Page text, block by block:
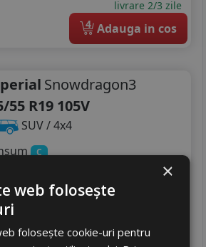
livrare 2/3 zile
4 Adauga in cos
Snowdragon3
55 R19 105V
SUV / 4x4
C
B 72 dB
RON
RON Discount14%
×
web folosește
folosește cookie-uri pentru